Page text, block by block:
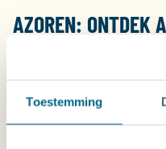
Toestemming
AZOREN: ONTDEK